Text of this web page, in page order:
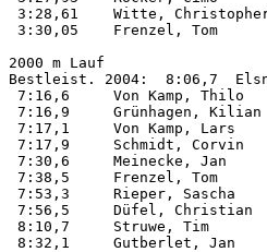
3:28,61    Witte,
3:30,05    Frenzel, Tom
2000 m Lauf
Bestleist. 2004:  8:06,7
7:16,6     Von Kamp, Thilo
7:16,9     Grünhagen,
7:17,1     Von Kamp, Lars
7:17,9     Schmidt,
7:30,6     Meinecke, Jan
7:38,5     Frenzel, Tom
7:53,3     Rieper, Sascha
7:56,5     Düfel, Christian
8:10,7     Struwe, Tim
8:32,1     Gutberlet, Jan